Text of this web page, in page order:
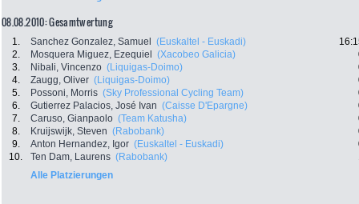
08.08.2010: Gesamtwertung
1. Sanchez Gonzalez, Samuel (Euskaltel - Euskadi)
2.
Mosquera Miguez, Ezequiel (Xacobeo Galicia)
3.
Nibali, Vincenzo (Liquigas-Doimo)
4.
Zaugg, Oliver (Liquigas-Doimo)
5.
Possoni, Morris (Sky Professional Cycling Team)
6.
Gutierrez Palacios, José Ivan (Caisse D'Epargne)
7.
Caruso, Gianpaolo (Team Katusha)
8.
Kruijswijk, Steven (Rabobank)
9.
Anton Hernandez, Igor (Euskaltel - Euskadi)
10.
Ten Dam, Laurens (Rabobank)
Alle Platzierungen